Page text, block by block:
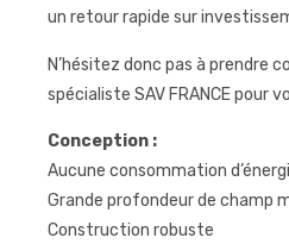
un retour rapide sur
N’hésitez donc pas à prendre
spécialiste SAV FRANCE pour
Conception :
Aucune consommation
Grande profondeur de champ
Construction robuste